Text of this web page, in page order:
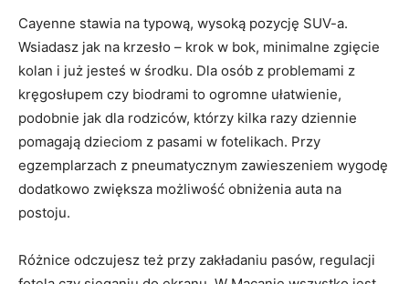
Cayenne stawia na typową, wysoką pozycję SUV-a.
Wsiadasz jak na krzesło – krok w bok, minimalne zgięcie
kolan i już jesteś w środku. Dla osób z problemami z
kręgosłupem czy biodrami to ogromne ułatwienie,
podobnie jak dla rodziców, którzy kilka razy dziennie
pomagają dzieciom z pasami w fotelikach. Przy
egzemplarzach z pneumatycznym zawieszeniem wygodę
dodatkowo zwiększa możliwość obniżenia auta na
postoju.
Różnice odczujesz też przy zakładaniu pasów, regulacji